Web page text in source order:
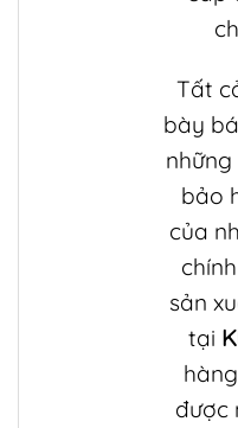
Tất
bày
bảo
của
sản
tại
được